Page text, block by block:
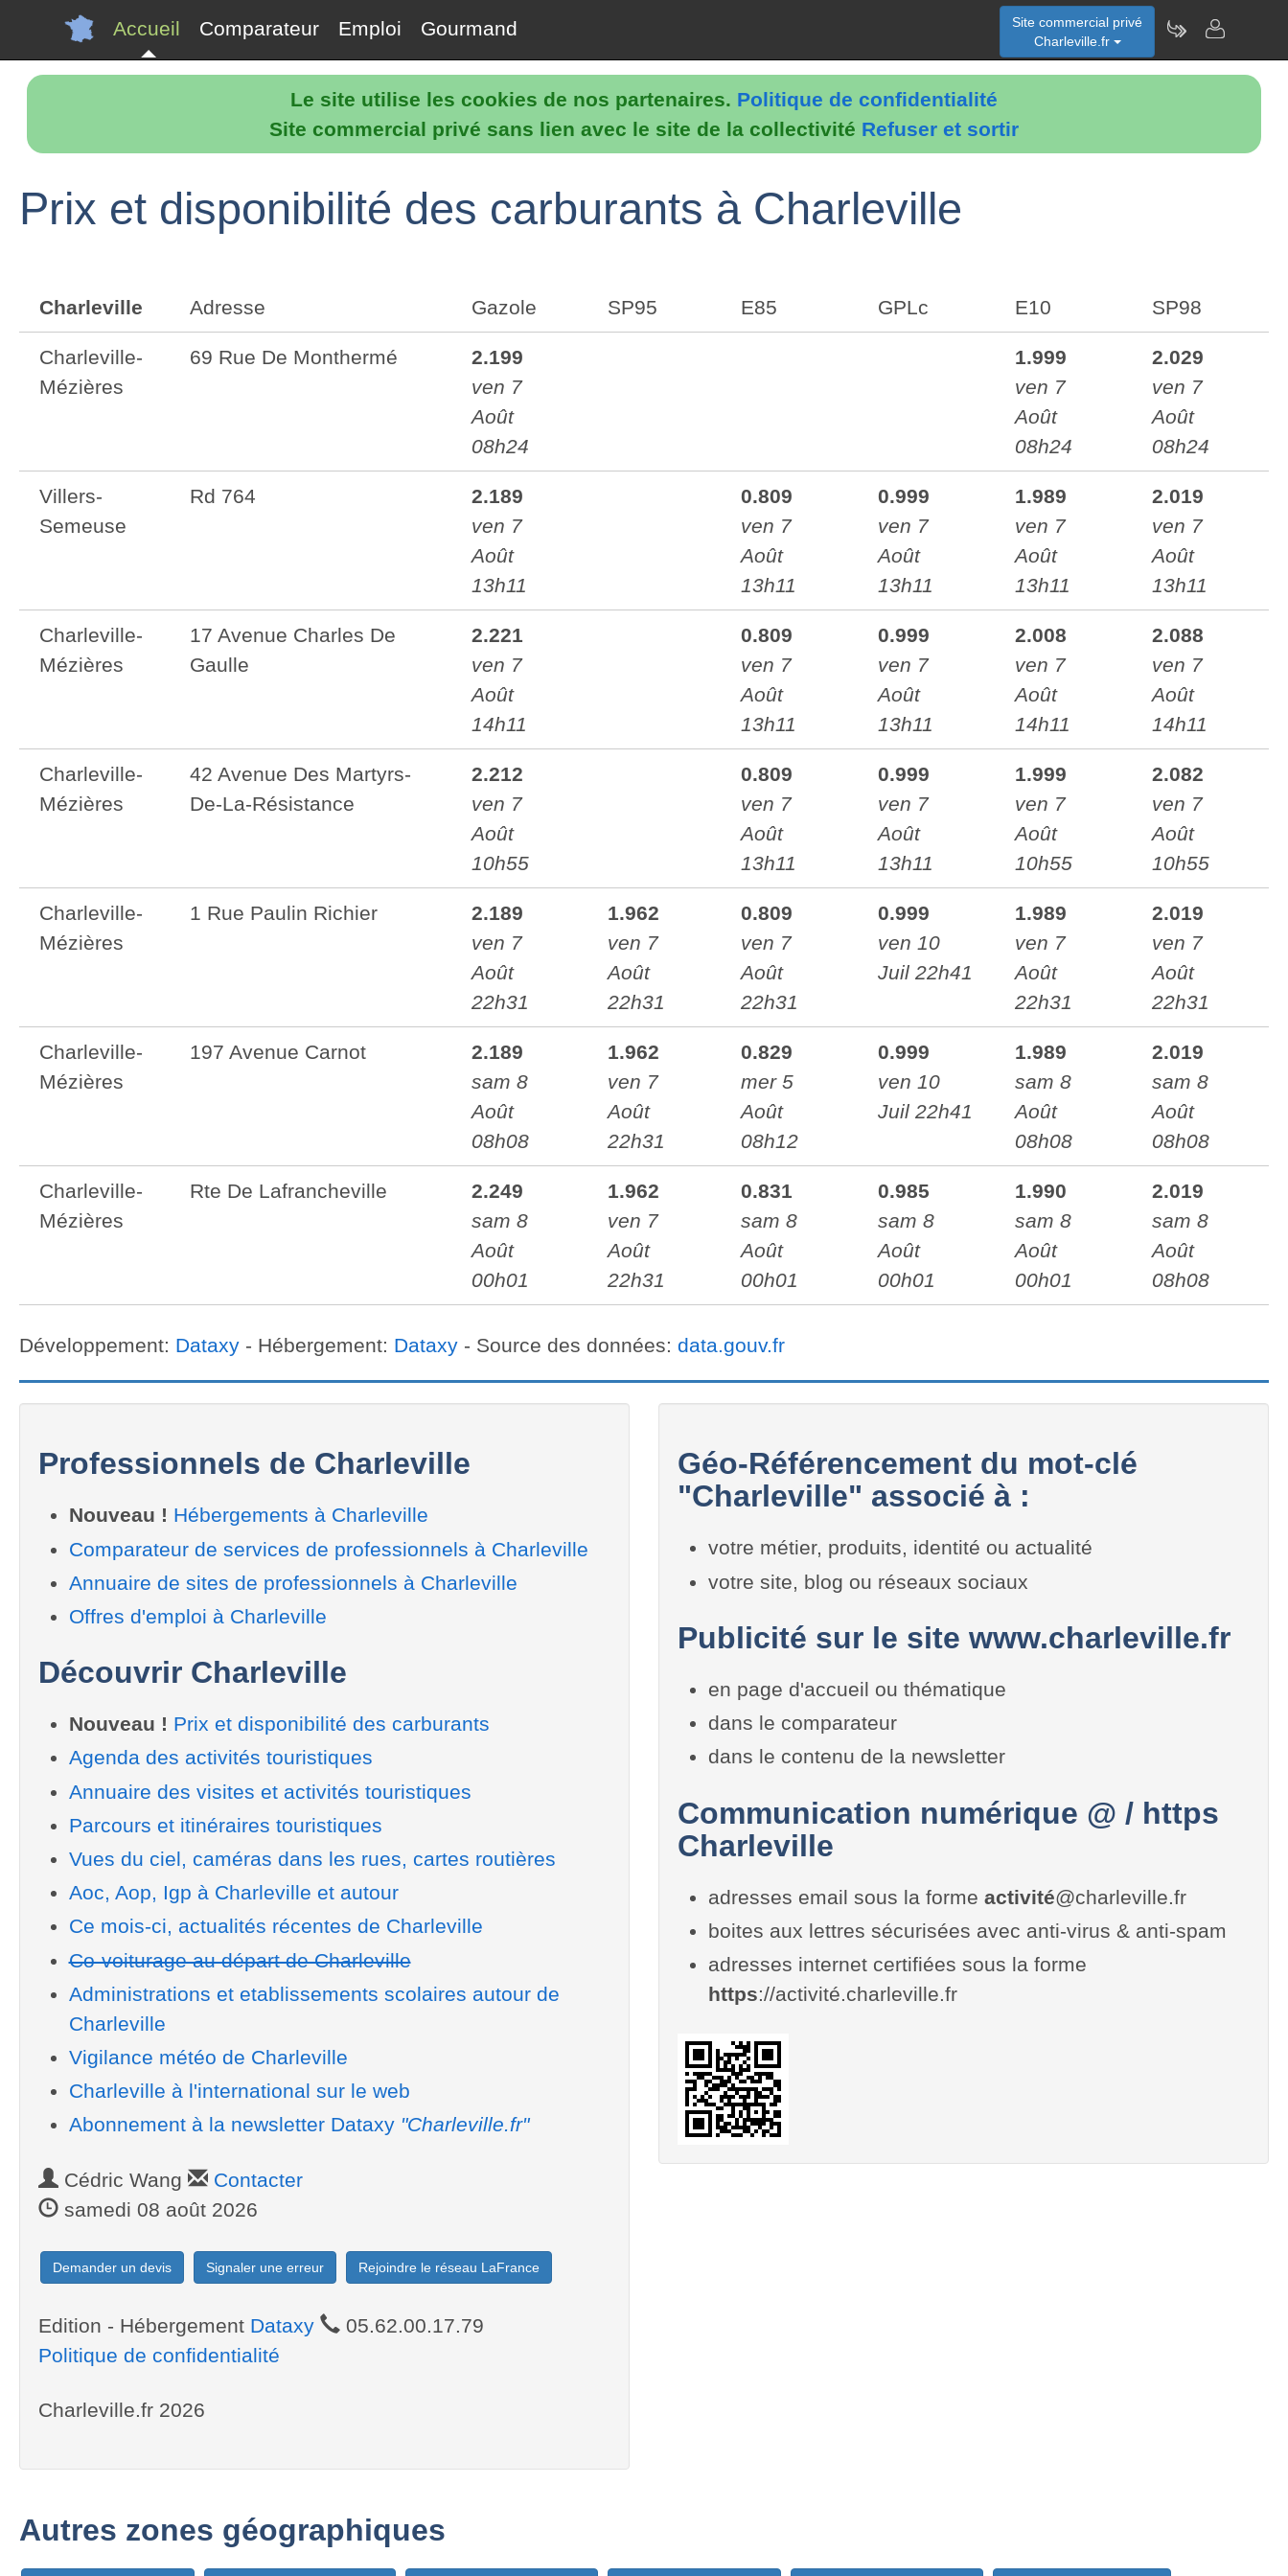
Le site utilise les cookies de nos partenaires. Politique de confidentialité
Site commercial privé sans lien avec le site de la collectivité Refuser et sortir
Accueil Comparateur Emploi Gourmand
Site commercial privé
Charleville.fr
Prix et disponibilité des carburants à Charleville
Charleville Adresse Gazole SP95 E85 GPLc E10 SP98
Charleville-
Mézières
69 Rue De Monthermé
2.199
ven 7
Août
08h24
1.999
ven 7
Août
08h24
2.029
ven 7
Août
08h24
Villers-
Semeuse
Rd 764
2.189
ven 7
Août
13h11
0.809
ven 7
Août
13h11
0.999
ven 7
Août
13h11
1.989
ven 7
Août
13h11
2.019
ven 7
Août
13h11
Charleville-
Mézières
17 Avenue Charles De
Gaulle
2.221
ven 7
Août
14h11
0.809
ven 7
Août
13h11
0.999
ven 7
Août
13h11
2.008
ven 7
Août
14h11
2.088
ven 7
Août
14h11
Charleville-
Mézières
42 Avenue Des Martyrs-
De-La-Résistance
2.212
ven 7
Août
10h55
0.809
ven 7
Août
13h11
0.999
ven 7
Août
13h11
1.999
ven 7
Août
10h55
2.082
ven 7
Août
10h55
Charleville-
Mézières
1 Rue Paulin Richier
2.189
ven 7
Août
22h31
1.962
ven 7
Août
22h31
0.809
ven 7
Août
22h31
0.999
ven 10
Juil 22h41
1.989
ven 7
Août
22h31
2.019
ven 7
Août
22h31
Charleville-
Mézières
197 Avenue Carnot
2.189
sam 8
Août
08h08
1.962
ven 7
Août
22h31
0.829
mer 5
Août
08h12
0.999
ven 10
Juil 22h41
1.989
sam 8
Août
08h08
2.019
sam 8
Août
08h08
Charleville-
Mézières
Rte De Lafrancheville
2.249
sam 8
Août
00h01
1.962
ven 7
Août
22h31
0.831
sam 8
Août
00h01
0.985
sam 8
Août
00h01
1.990
sam 8
Août
00h01
2.019
sam 8
Août
08h08
Développement: Dataxy - Hébergement: Dataxy - Source des données: data.gouv.fr
Professionnels de Charleville
Nouveau ! Hébergements à Charleville
Comparateur de services de professionnels à Charleville
Annuaire de sites de professionnels à Charleville
Offres d'emploi à Charleville
Découvrir Charleville
Nouveau ! Prix et disponibilité des carburants
Agenda des activités touristiques
Annuaire des visites et activités touristiques
Parcours et itinéraires touristiques
Vues du ciel, caméras dans les rues, cartes routières
Aoc, Aop, Igp à Charleville et autour
Ce mois-ci, actualités récentes de Charleville
Co-voiturage au départ de Charleville
Administrations et etablissements scolaires autour de
Charleville
Vigilance météo de Charleville
Charleville à l'international sur le web
Abonnement à la newsletter Dataxy "Charleville.fr"
Cédric Wang
Contacter
samedi 08 août 2026
Demander un devis Signaler une erreur Rejoindre le réseau LaFrance
Edition - Hébergement Dataxy
05.62.00.17.79
Politique de confidentialité
Charleville.fr 2026
Géo-Référencement du mot-clé
"Charleville" associé à :
votre métier, produits, identité ou actualité
votre site, blog ou réseaux sociaux
Publicité sur le site www.charleville.fr
en page d'accueil ou thématique
dans le comparateur
dans le contenu de la newsletter
Communication numérique @ / https
Charleville
adresses email sous la forme activité@charleville.fr
boites aux lettres sécurisées avec anti-virus & anti-spam
adresses internet certifiées sous la forme
https://activité.charleville.fr
Autres zones géographiques